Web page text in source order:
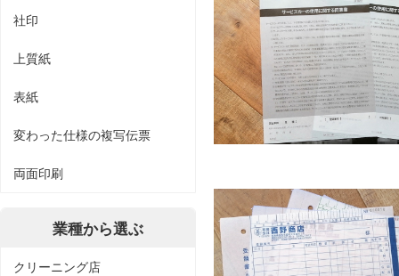
社印
上質紙
表紙
変わった仕様の複写伝票
両面印刷
業種から選ぶ
クリーニング店